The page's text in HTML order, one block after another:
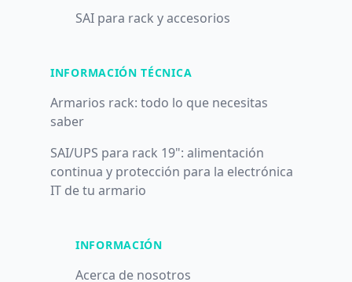
SAI para rack y accesorios
INFORMACIÓN TÉCNICA
Armarios rack: todo lo que necesitas
saber
SAI/UPS para rack 19": alimentación
continua y protección para la electrónica
IT de tu armario
INFORMACIÓN
Acerca de nosotros